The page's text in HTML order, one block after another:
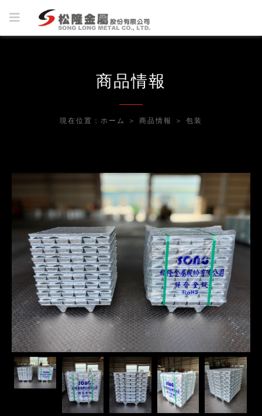
商品情報
現在位置： ホーム ＞ 商品情報 ＞ 包装